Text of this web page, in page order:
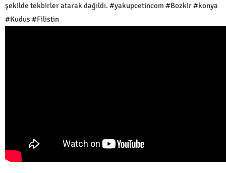
şekilde tekbirler atarak dağıldı. #yakupcetincom #Bozkir #konya
#Kudus #Filistin